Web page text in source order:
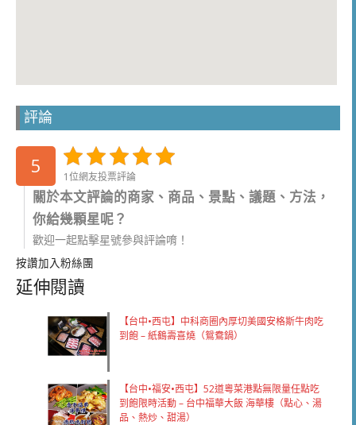
評論
5 1位網友投票評論
關於本文評論的商家、商品、景點、議題、方法，
你給幾顆星呢？
歡迎一起點擊星號參與評論唷！
按讚加入粉絲團
延伸閱讀
【台中•西屯】中科商圈內厚切美國安格斯牛肉吃
到飽 – 紙鶴壽喜燒（鴛鴦鍋）
【台中•福安•西屯】52道粵菜港點無限量任點吃
到飽限時活動 – 台中福華大飯 海華樓（點心、湯
品、熱炒、甜湯）